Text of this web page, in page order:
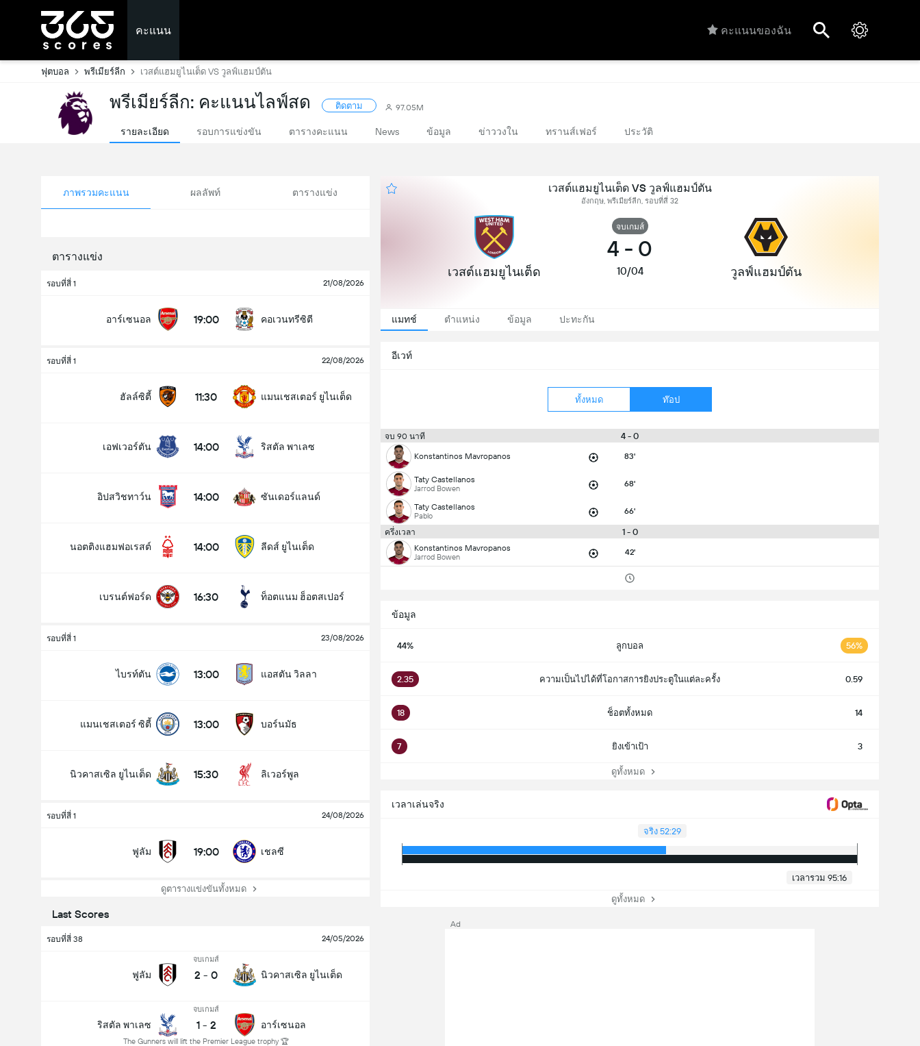
คะแนน คะแนนของฉัน
ฟุตบอล พรีเมียร์ลีก เวสต์แฮมยูไนเต็ด VS วูลฟ์แฮมป์ตัน
พรีเมียร์ลีก: คะแนนไลฟ์สด ติดตาม 97.05M
รายละเอียด รอบการแข่งขัน ตารางคะแนน News ข้อมูล ข่าววงใน ทรานส์เฟอร์ ประวัติ
ภาพรวมคะแนน ผลลัพท์ ตารางแข่ง
ตารางแข่ง
รอบที่สี่ 1 21/08/2026
อาร์เซนอล 19:00 คอเวนทรีซิตี
รอบที่สี่ 1 22/08/2026
ฮัลล์ซิตี้ 11:30 แมนเชสเตอร์ ยูไนเต็ด
เอฟเวอร์ตัน 14:00 ริสตัล พาเลซ
อิปสวิชทาว์น 14:00 ซันเดอร์แลนด์
นอตติงแฮมฟอเรสต์ 14:00 ลีดส์ ยูไนเต็ด
เบรนต์ฟอร์ด 16:30 ท็อตแนม ฮ็อตสเปอร์
รอบที่สี่ 1 23/08/2026
ไบรท์ตัน 13:00 แอสตัน วิลลา
แมนเชสเตอร์ ซิตี้ 13:00 บอร์นมัธ
นิวคาสเซิล ยูไนเต็ด 15:30 ลิเวอร์พูล
รอบที่สี่ 1 24/08/2026
ฟูลัม 19:00 เชลซี
ดูตารางแข่งขันทั้งหมด
Last Scores
รอบที่สี่ 38 24/05/2026
ฟูลัม
จบเกมส์
2 - 0 นิวคาสเซิล ยูไนเต็ด
ริสตัล พาเลซ
จบเกมส์
1 - 2
The Gunners will lift the Premier League trophy 🏆
อาร์เซนอล
เวสต์แฮมยูไนเต็ด VS วูลฟ์แฮมป์ตัน
อังกฤษ, พรีเมียร์ลีก, รอบที่สี่ 32
เวสต์แฮมยูไนเต็ด
จบเกมส์
4 - 0
10/04 วูลฟ์แฮมป์ตัน
แมทช์ ตำแหน่ง ข้อมูล ปะทะกัน
อีเวท์
ทั้งหมด ท๊อป
จบ 90 นาที 4 - 0
Konstantinos Mavropanos 83'
Taty Castellanos
Jarrod Bowen 68'
Taty Castellanos
Pablo 66'
ครึ่งเวลา 1 - 0
Konstantinos Mavropanos
Jarrod Bowen 42'
ข้อมูล
44% ลูกบอล 56%
2.35 ความเป็นไปได้ที่โอกาสการยิงประตูในแต่ละครั้ง 0.59
18 ช็อตทั้งหมด 14
7 ยิงเข้าเป้า 3
ดูทั้งหมด
เวลาเล่นจริง
จริง 52:29
เวลารวม 95:16
ดูทั้งหมด
Ad